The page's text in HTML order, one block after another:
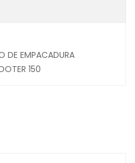
DE EMPACADURA
150